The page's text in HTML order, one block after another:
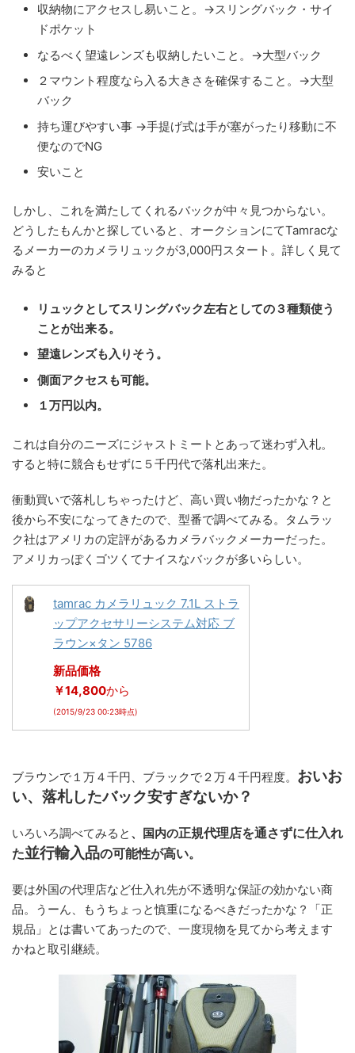
収納物にアクセスし易いこと。→スリングバック・サイ
ドポケット
なるべく望遠レンズも収納したいこと。→大型バック
２マウント程度なら入る大きさを確保すること。→大型
バック
持ち運びやすい事 →手提げ式は手が塞がったり移動に不
便なのでNG
安いこと
しかし、これを満たしてくれるバックが中々見つからない。
どうしたもんかと探していると、オークションにてTamracな
るメーカーのカメラリュックが3,000円スタート。詳しく見て
みると
リュックとしてスリングバック左右としての３種類使う
ことが出来る。
望遠レンズも入りそう。
側面アクセスも可能。
１万円以内。
これは自分のニーズにジャストミートとあって迷わず入札。
すると特に競合もせずに５千円代で落札出来た。
衝動買いで落札しちゃったけど、高い買い物だったかな？と
後から不安になってきたので、型番で調べてみる。タムラッ
ク社はアメリカの定評があるカメラバックメーカーだった。
アメリカっぽくゴツくてナイスなバックが多いらしい。
tamrac カメラリュック 7.1L ストラ
ップアクセサリーシステム対応 ブ
ラウン×タン 5786
新品価格
￥14,800から
(2015/9/23 00:23時点)
ブラウンで１万４千円、ブラックで２万４千円程度。 おいお
い、落札したバック安すぎないか？
いろいろ調べてみると 、国内の正規代理店を通さずに仕入れ
た並行輸入品の可能性が高い。
要は外国の代理店など仕入れ先が不透明な保証の効かない商
品。うーん、もうちょっと慎重になるべきだったかな？「正
規品」とは書いてあったので、一度現物を見てから考えます
かねと取引継続。